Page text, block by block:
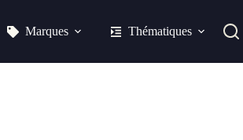
Marques Thématiques